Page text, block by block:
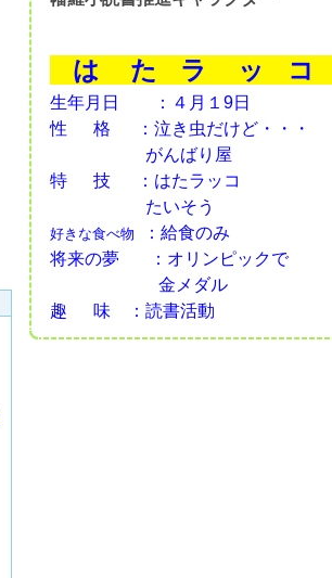
は た ラ ッ コ
生年月日 ：４月１9日
性 格 ：泣き虫だけど・・・
がんばり屋
特 技 ：はたラッコ
たいそう
好きな食べ物
：給食のみ
将来の夢
：オリンピックで
金メダル
趣 味 ：読書活動